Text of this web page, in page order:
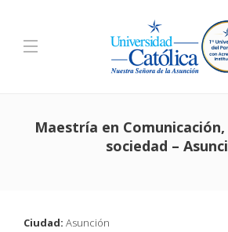
Maestría en
sociedad –
Ciudad: Asunción